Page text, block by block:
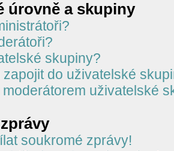
úrovně a skupiny
skupiny?
do uživatelské
uživatelské
soukromé zprávy!